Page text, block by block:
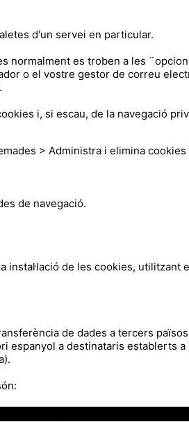
d'un servei en particular.
normalment es troben a les
o el vostre gestor de correu
i, si escau, de la navegació
> Administra i elimina
de navegació.
de les cookies, utilitzant
de dades a tercers
espanyol a destinataris establerts a